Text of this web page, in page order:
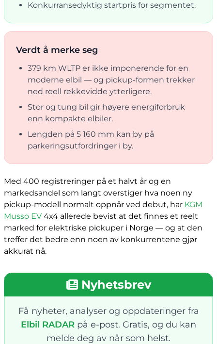
Konkurransedyktig startpris for segmentet.
Verdt å merke seg
379 km WLTP er ikke imponerende for en
moderne elbil — og pickup-formen trekker
ned reell rekkevidde ytterligere.
Stor og tung bil gir høyere energiforbruk
enn kompakte elbiler.
Lengden på 5 160 mm kan by på
parkeringsutfordringer i by.
Med 400 registreringer på et halvt år og en
markedsandel som langt overstiger hva noen ny
pickup-modell normalt oppnår ved debut, har KGM
Musso EV 4x4 allerede bevist at det finnes et reelt
marked for elektriske pickuper i Norge — og at den
treffer det bedre enn noen av konkurrentene gjør
akkurat nå.
Nyhetsbrev
Få nyheter, analyser og oppdateringer fra
Elbil RADAR på e-post. Gratis, og du kan
melde deg av når som helst.